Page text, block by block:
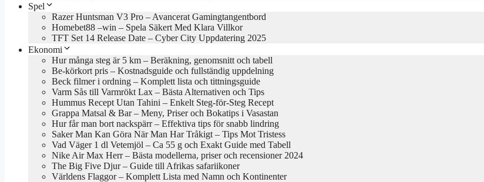
Spel
Razer Huntsman V3 Pro – Avancerat Gamingtangentbord
Homebet88 –win – Spela Säkert Med Klara Villkor
TFT Set 14 Release Date – Cyber City Uppdatering 2025
Ekonomi
Hur många steg är 5 km – Beräkning, genomsnitt och tabell
Be-körkort pris – Kostnadsguide och fullständig uppdelning
Beck filmer i ordning – Komplett lista och tittningsguide
Varm Sås till Varmrökt Lax – Bästa Alternativen och Tips
Hummus Recept Utan Tahini – Enkelt Steg-för-Steg Recept
Grappa Matsal & Bar – Meny, Priser och Bokatips i Vasastan
Hur får man bort nackspärr – Effektiva tips för snabb lindring
Saker Man Kan Göra När Man Har Tråkigt – Tips Mot Tristess
Vad Väger 1 dl Vetemjöl – Ca 55 g och Exakt Guide med Tabell
Nike Air Max Herr – Bästa modellerna, priser och recensioner 2024
The Big Five Djur – Guide till Afrikas safariikoner
Världens Flaggor – Komplett Lista med Namn och Kontinenter